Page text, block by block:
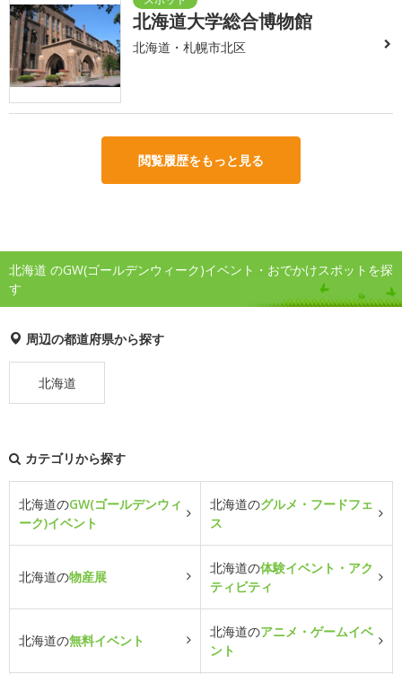
北海道大学総合博物館
北海道・札幌市北区
閲覧履歴をもっと見る
北海道 のGW(ゴールデンウィーク)イベント・おでかけスポットを探
す
周辺の都道府県から探す
北海道
カテゴリから探す
北海道のGW(ゴールデンウィ
ーク)イベント
北海道のグルメ・フードフェ
ス
北海道の物産展
北海道の体験イベント・アク
ティビティ
北海道の無料イベント
北海道のアニメ・ゲームイベ
ント